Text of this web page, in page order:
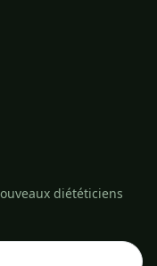
diététiciens